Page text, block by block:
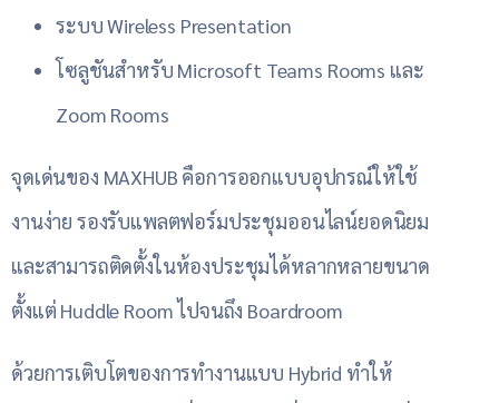
ระบบ Wireless Presentation
โซลูชันสำหรับ Microsoft Teams Rooms และ
Zoom Rooms
จุดเด่นของ MAXHUB คือการออกแบบอุปกรณ์ให้ใช้
งานง่าย รองรับแพลตฟอร์มประชุมออนไลน์ยอดนิยม
และสามารถติดตั้งในห้องประชุมได้หลากหลายขนาด
ตั้งแต่ Huddle Room ไปจนถึง Boardroom
ด้วยการเติบโตของการทำงานแบบ Hybrid ทำให้